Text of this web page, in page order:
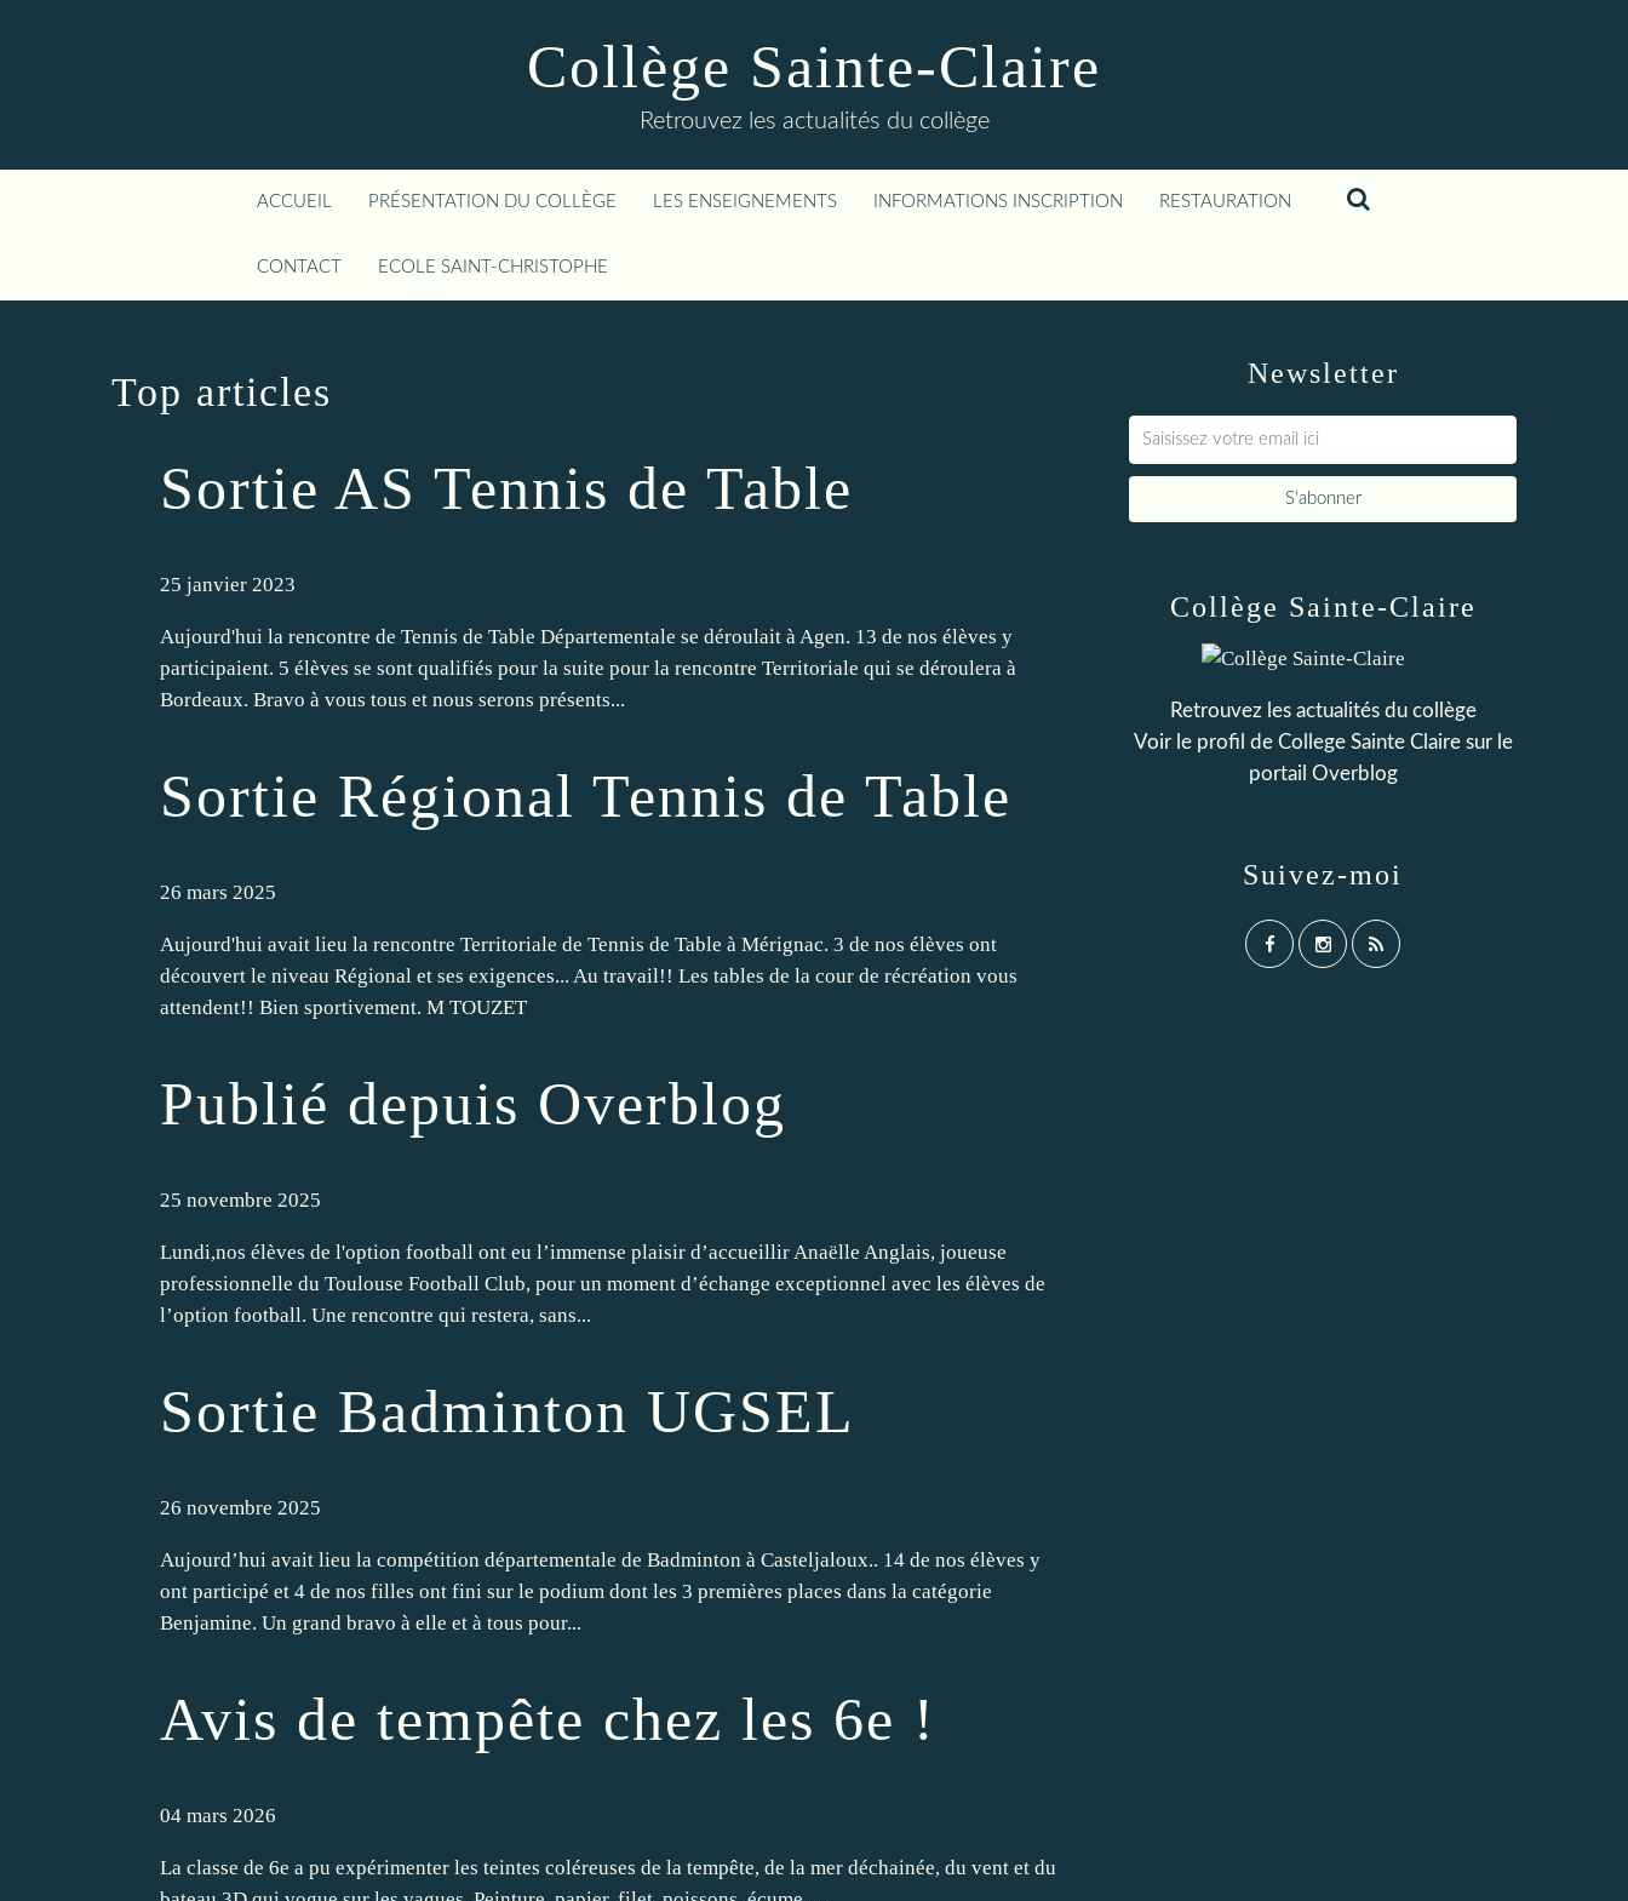
Collège Sainte-Claire
Retrouvez les actualités du collège
ACCUEIL PRÉSENTATION DU COLLÈGE LES ENSEIGNEMENTS INFORMATIONS INSCRIPTION RESTAURATION
CONTACT ECOLE SAINT-CHRISTOPHE
Top articles
Sortie AS Tennis de Table
25 janvier 2023
Aujourd'hui la rencontre de Tennis de Table Départementale se déroulait à Agen. 13 de nos élèves y
participaient. 5 élèves se sont qualifiés pour la suite pour la rencontre Territoriale qui se déroulera à
Bordeaux. Bravo à vous tous et nous serons présents...
Sortie Régional Tennis de Table
26 mars 2025
Aujourd'hui avait lieu la rencontre Territoriale de Tennis de Table à Mérignac. 3 de nos élèves ont
découvert le niveau Régional et ses exigences... Au travail!! Les tables de la cour de récréation vous
attendent!! Bien sportivement. M TOUZET
Publié depuis Overblog
25 novembre 2025
Lundi,nos élèves de l'option football ont eu l’immense plaisir d’accueillir Anaëlle Anglais, joueuse
professionnelle du Toulouse Football Club, pour un moment d’échange exceptionnel avec les élèves de
l’option football. Une rencontre qui restera, sans...
Sortie Badminton UGSEL
26 novembre 2025
Aujourd’hui avait lieu la compétition départementale de Badminton à Casteljaloux.. 14 de nos élèves y
ont participé et 4 de nos filles ont fini sur le podium dont les 3 premières places dans la catégorie
Benjamine. Un grand bravo à elle et à tous pour...
Avis de tempête chez les 6e !
04 mars 2026
La classe de 6e a pu expérimenter les teintes coléreuses de la tempête, de la mer déchainée, du vent et du
Newsletter
Collège Sainte-Claire
Retrouvez les actualités du collège
Voir le profil de College Sainte Clairesur le
portail Overblog
Suivez-moi